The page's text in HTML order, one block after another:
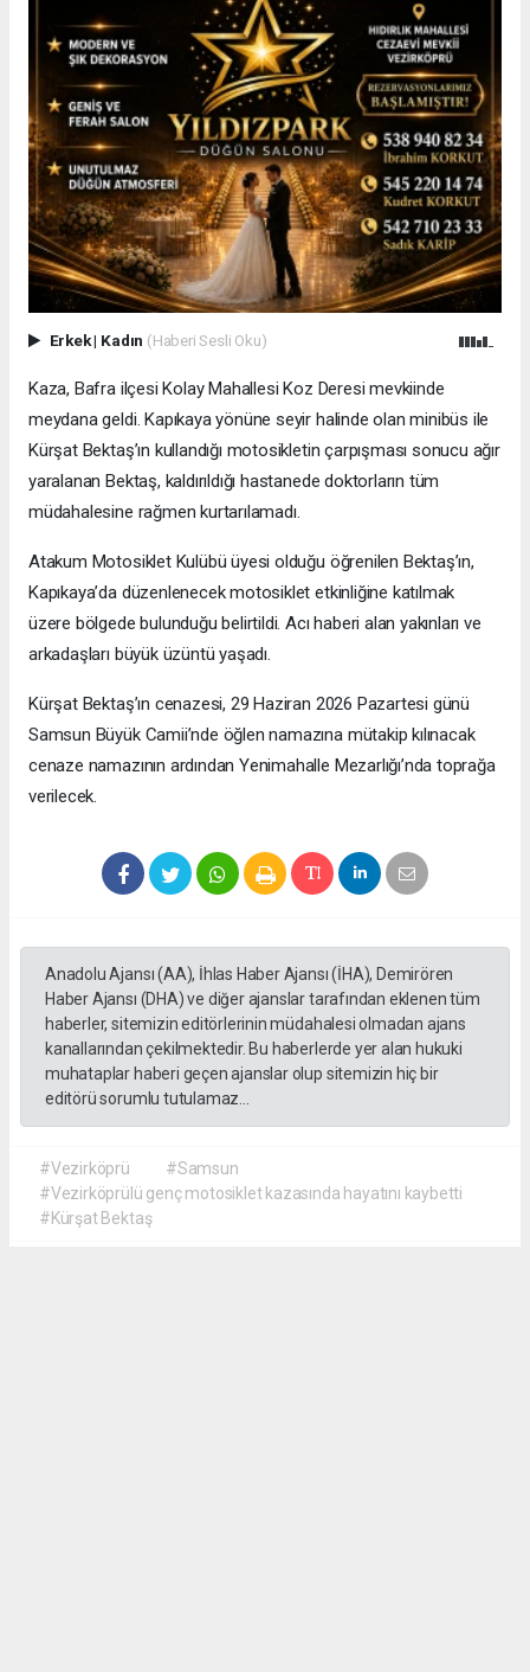
Erkek| Kadın (Haberi Sesli Oku)
Kaza, Bafra ilçesi Kolay Mahallesi Koz Deresi mevkiinde
meydana geldi. Kapıkaya yönüne seyir halinde olan minibüs ile
Kürşat Bektaş’ın kullandığı motosikletin çarpışması sonucu ağır
yaralanan Bektaş, kaldırıldığı hastanede doktorların tüm
müdahalesine rağmen kurtarılamadı.
Atakum Motosiklet Kulübü üyesi olduğu öğrenilen Bektaş’ın,
Kapıkaya’da düzenlenecek motosiklet etkinliğine katılmak
üzere bölgede bulunduğu belirtildi. Acı haberi alan yakınları ve
arkadaşları büyük üzüntü yaşadı.
Kürşat Bektaş’ın cenazesi, 29 Haziran 2026 Pazartesi günü
Samsun Büyük Camii’nde öğlen namazına mütakip kılınacak
cenaze namazının ardından Yenimahalle Mezarlığı’nda toprağa
verilecek.
Anadolu Ajansı (AA), İhlas Haber Ajansı (İHA), Demirören
Haber Ajansı (DHA) ve diğer ajanslar tarafından eklenen tüm
haberler, sitemizin editörlerinin müdahalesi olmadan ajans
kanallarından çekilmektedir. Bu haberlerde yer alan hukuki
muhataplar haberi geçen ajanslar olup sitemizin hiç bir
editörü sorumlu tutulamaz...
#Vezirköprü
#Samsun
#Vezirköprülü genç motosiklet kazasında hayatını kaybetti
#Kürşat Bektaş